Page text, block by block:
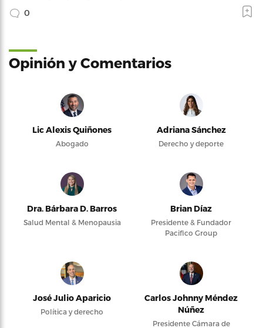
0
Opinión y Comentarios
Lic Alexis Quiñones
Abogado
Adriana Sánchez
Derecho y deporte
Dra. Bárbara D. Barros
Salud Mental & Menopausia
Brian Díaz
Presidente & Fundador
Pacifico Group
José Julio Aparicio
Política y derecho
Carlos Johnny Méndez
Núñez
Presidente Cámara de